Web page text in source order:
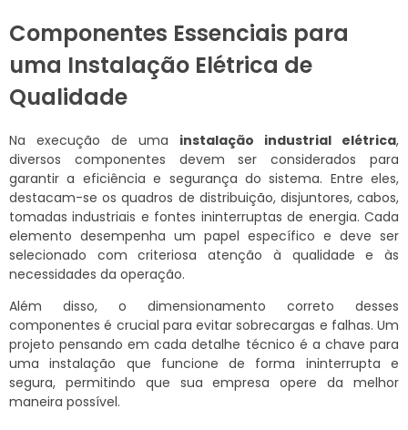
Componentes Essenciais para
uma Instalação Elétrica de
Qualidade
Na execução de uma instalação industrial elétrica,
diversos componentes devem ser considerados para
garantir a eficiência e segurança do sistema. Entre eles,
destacam-se os quadros de distribuição, disjuntores, cabos,
tomadas industriais e fontes ininterruptas de energia. Cada
elemento desempenha um papel específico e deve ser
selecionado com criteriosa atenção à qualidade e às
necessidades da operação.
Além disso, o dimensionamento correto desses
componentes é crucial para evitar sobrecargas e falhas. Um
projeto pensando em cada detalhe técnico é a chave para
uma instalação que funcione de forma ininterrupta e
segura, permitindo que sua empresa opere da melhor
maneira possível.